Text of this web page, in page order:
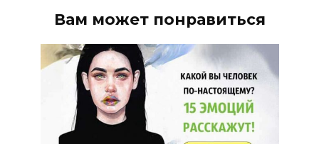
Вам может понравиться